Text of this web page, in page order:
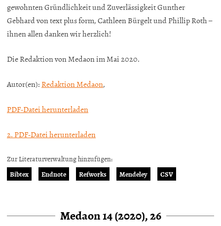
gewohnten Gründlichkeit und Zuverlässigkeit Gunther
Gebhard von text plus form, Cathleen Bürgelt und Phillip Roth –
ihnen allen danken wir herzlich!
Die Redaktion von Medaon im Mai 2020.
Autor(en): Redaktion Medaon,
PDF-Datei herunterladen
2. PDF-Datei herunterladen
Zur Literaturverwaltung hinzufügen:
Bibtex
Endnote Refworks Mendeley CSV
Medaon 14 (2020), 26